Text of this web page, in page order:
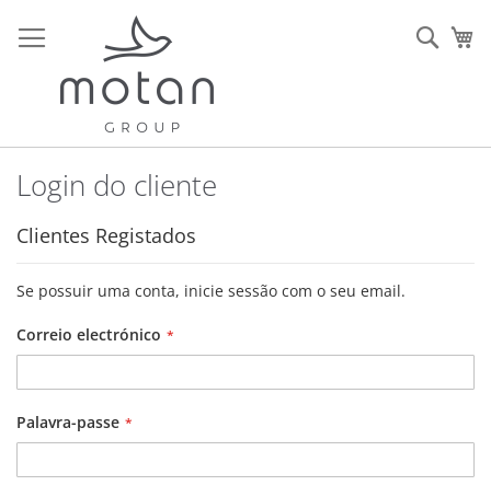
para
o
Conteúdo
Login do cliente
Clientes Registados
Se possuir uma conta, inicie sessão com o seu email.
Correio electrónico
Palavra-passe